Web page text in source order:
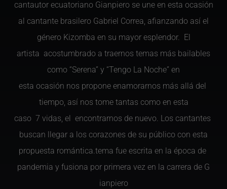
cantautor ecuatoriano Gianpiero se une en esta ocasión
al cantante brasilero Gabriel Correa, afianzando así el
género Kizomba en su mayor esplendor. El
artista acostumbrado a traernos temas más bailables
como “Serena” y “Tengo La Noche” en
esta ocasión nos propone enamorarnos más allá del
tiempo, así nos tome tantas como en esta
caso 7 vidas, el encontrarnos de nuevo. Los cantantes
buscan llegar a los corazones de su público con esta
propuesta romántica.tema fue escrita en la época de
pandemia y fusiona por primera vez en la carrera de G
ianpiero